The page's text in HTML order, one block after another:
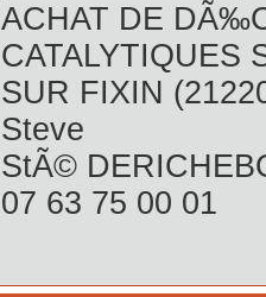
ACHAT DE
CATALYTIQUES
SUR FIXIN
Steve
StÃ©
07 63 75 00 01